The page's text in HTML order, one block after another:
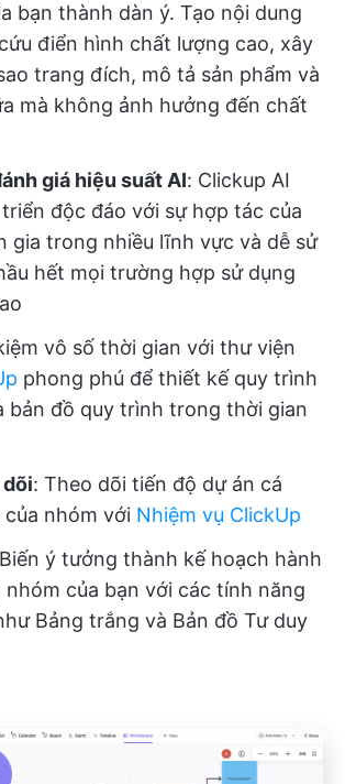
bạn thành dàn ý. Tạo nội dung
điển hình chất lượng cao, xây
trang đích, mô tả sản phẩm và
mà không ảnh hưởng đến chất
giá hiệu suất AI: Clickup AI
độc đáo với sự hợp tác của
gia trong nhiều lĩnh vực và dễ sử
hết mọi trường hợp sử dụng
vô số thời gian với thư viện
phong phú để thiết kế quy trình
bản đồ quy trình trong thời gian
: Theo dõi tiến độ dự án cá
nhóm với Nhiệm vụ ClickUp
ý tưởng thành kế hoạch hành
nhóm của bạn với các tính năng
Bảng trắng và Bản đồ Tư duy